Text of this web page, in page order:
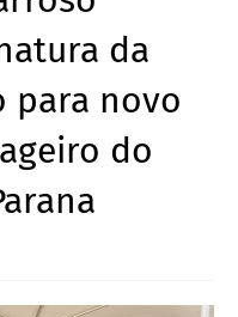
da
para novo
do